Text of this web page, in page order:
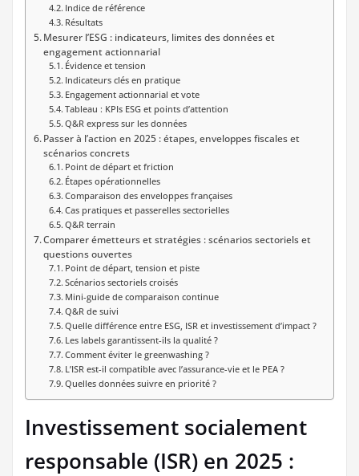
Indice de référence
Résultats
Mesurer l’ESG : indicateurs, limites des données et
engagement actionnarial
Évidence et tension
Indicateurs clés en pratique
Engagement actionnarial et vote
Tableau : KPIs ESG et points d’attention
Q&R express sur les données
Passer à l’action en 2025 : étapes, enveloppes fiscales et
scénarios concrets
Point de départ et friction
Étapes opérationnelles
Comparaison des enveloppes françaises
Cas pratiques et passerelles sectorielles
Q&R terrain
Comparer émetteurs et stratégies : scénarios sectoriels et
questions ouvertes
Point de départ, tension et piste
Scénarios sectoriels croisés
Mini-guide de comparaison continue
Q&R de suivi
Quelle différence entre ESG, ISR et investissement d’impact ?
Les labels garantissent-ils la qualité ?
Comment éviter le greenwashing ?
L’ISR est-il compatible avec l’assurance-vie et le PEA ?
Quelles données suivre en priorité ?
Investissement socialement
responsable (ISR) en 2025 :